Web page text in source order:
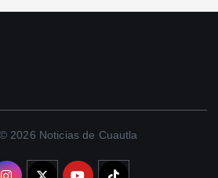
2026 Noticias de Cuautla